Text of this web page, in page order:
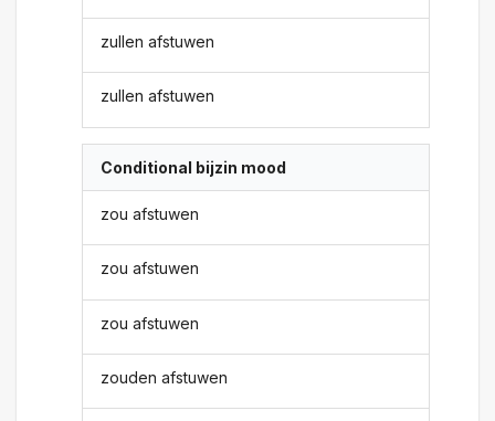
zullen afstuwen
zullen afstuwen
Conditional bijzin mood
zou afstuwen
zou afstuwen
zou afstuwen
zouden afstuwen